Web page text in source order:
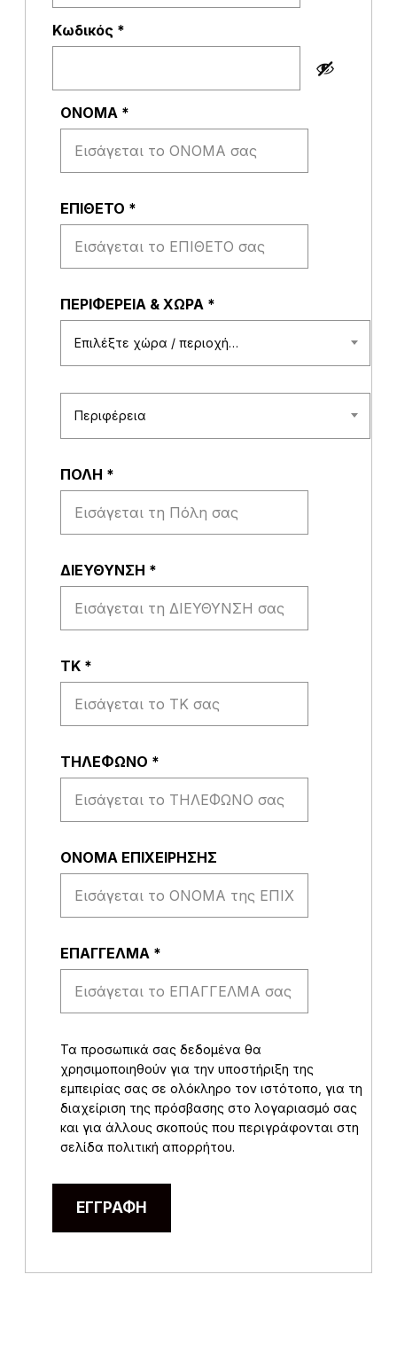
Κωδικός *Απαιτείται
ΟΝΟΜΑ *
ΕΠΙΘΕΤΟ *
ΠΕΡΙΦΕΡΕΙΑ & ΧΩΡΑ *
Επιλέξτε χώρα / περιοχή…
Περιφέρεια
ΠΟΛΗ *
ΔΙΕΥΘΥΝΣΗ *
ΤΚ *
ΤΗΛΕΦΩΝΟ *
ΟΝΟΜΑ ΕΠΙΧΕΙΡΗΣΗΣ
EΠΑΓΓΕΛΜΑ *
Τα προσωπικά σας δεδομένα θα
χρησιμοποιηθούν για την υποστήριξη της
εμπειρίας σας σε ολόκληρο τον ιστότοπο, για τη
διαχείριση της πρόσβασης στο λογαριασμό σας
και για άλλους σκοπούς που περιγράφονται στη
σελίδαπολιτική απορρήτου.
ΕΓΓΡΑΦΉ